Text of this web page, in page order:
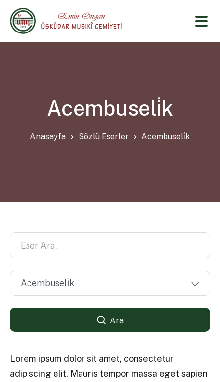
Acembuseli̇k
Anasayfa Sözlü Eserler Acembuseli̇k
Ara
Lorem ipsum dolor sit amet, consectetur
adipiscing elit. Mauris tempor massa eget sapien